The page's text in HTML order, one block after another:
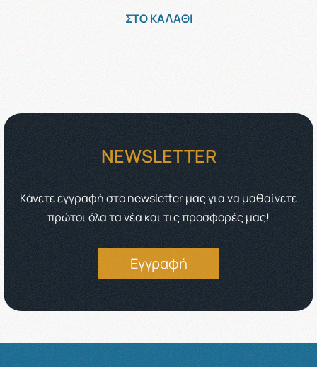
ΣΤΟ ΚΑΛΑΘΙ
NEWSLETTER
Κάνετε εγγραφή στο newsletter μας για να μαθαίνετε
πρώτοι όλα τα νέα και τις προσφορές μας!
Εγγραφή